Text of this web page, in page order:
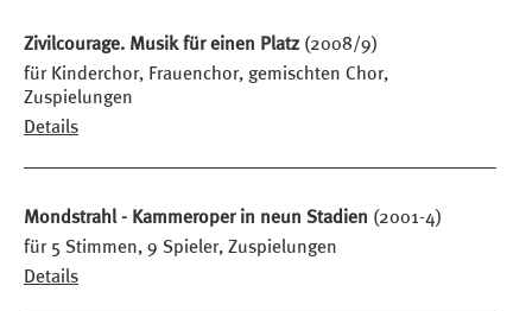
Zivilcourage. Musik für einen Platz (2008/9)
für Kinderchor, Frauenchor, gemischten Chor,
Zuspielungen
Details
Mondstrahl - Kammeroper in neun Stadien (2001-4)
für 5 Stimmen, 9 Spieler, Zuspielungen
Details